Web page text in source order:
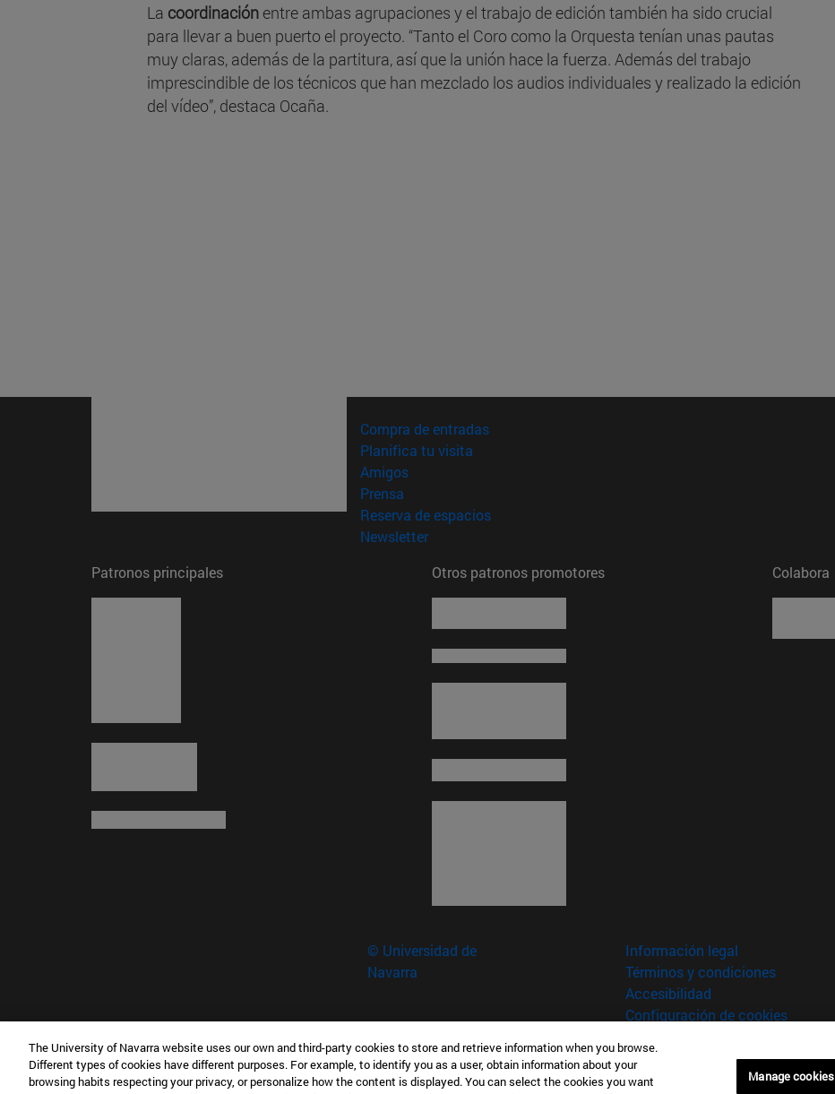
La coordinación entre ambas agrupaciones y el trabajo de edición también ha sido crucial
para llevar a buen puerto el proyecto. “Tanto el Coro como la Orquesta tenían unas pautas
muy claras, además de la partitura, así que la unión hace la fuerza. Además del trabajo
imprescindible de los técnicos que han mezclado los audios individuales y realizado la edición
del vídeo”, destaca Ocaña.
Compra de entradas(abre en nueva ventana)
Planifica tu visita
Amigos(abre en nueva ventana)
Prensa
Reserva de espacios(abre en nueva ventana)
Newsletter(abre en nueva ventana)
Patronos principales
Otros patronos promotores Colabora
© Universidad de
Navarra
Información legal
Términos y condiciones
Accesibilidad
Configuración de cookies
Museo Universidad de Navarra
Campus Universitario s/n 31009 Pamplona España
The University of Navarra website uses our own and third-party cookies to store and retrieve information when you browse.
Different types of cookies have different purposes. For example, to identify you as a user, obtain information about your
browsing habits respecting your privacy, or personalize how the content is displayed. You can select the cookies you want
Manage cookies